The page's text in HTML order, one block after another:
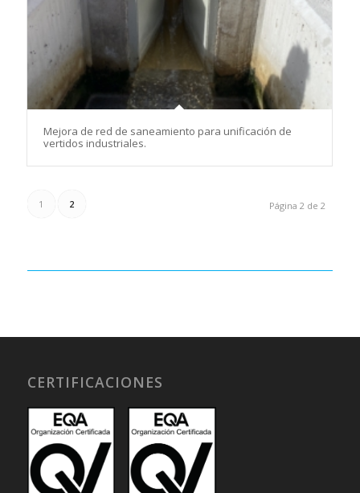
Mejora de red de saneamiento para unificación de
vertidos industriales.
Página 2 de 2
1 2
CERTIFICACIONES